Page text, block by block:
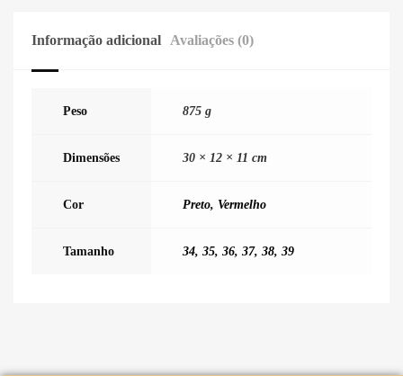
Informação adicional Avaliações (0)
Peso 875 g
Dimensões 30 × 12 × 11 cm
Cor Preto, Vermelho
Tamanho 34, 35, 36, 37, 38, 39